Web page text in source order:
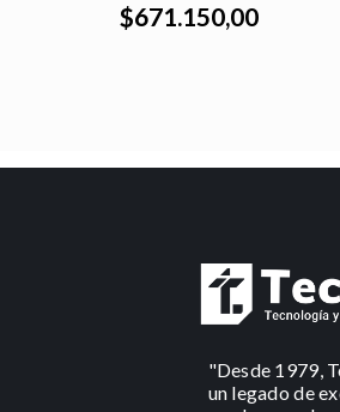
$671.150,00
"Desde 1979,
un legado de